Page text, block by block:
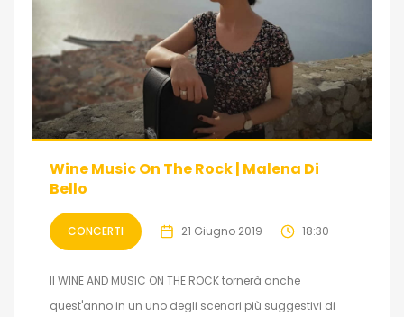
Wine Music On The Rock | Malena Di
Bello
CONCERTI 21 Giugno 2019 18:30
Il WINE AND MUSIC ON THE ROCK tornerà anche
quest'anno in un uno degli scenari più suggestivi di